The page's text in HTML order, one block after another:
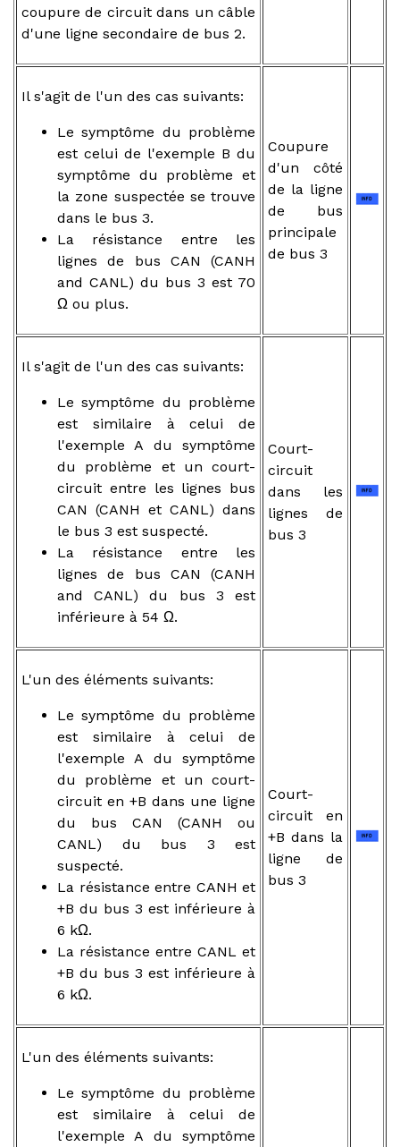
coupure de circuit dans un câble
d'une ligne secondaire de bus 2.
Il s'agit de l'un des cas suivants:
Le symptôme du problème
est celui de l'exemple B du
symptôme du problème et
la zone suspectée se trouve
dans le bus 3.
La résistance entre les
lignes de bus CAN (CANH
and CANL) du bus 3 est 70
Ω ou plus.
Coupure
d'un côté
de la ligne
de bus
principale
de bus 3
Il s'agit de l'un des cas suivants:
Le symptôme du problème
est similaire à celui de
l'exemple A du symptôme
du problème et un court-
circuit entre les lignes bus
CAN (CANH et CANL) dans
le bus 3 est suspecté.
La résistance entre les
lignes de bus CAN (CANH
and CANL) du bus 3 est
inférieure à 54 Ω.
Court-
circuit
dans les
lignes de
bus 3
L'un des éléments suivants:
Le symptôme du problème
est similaire à celui de
l'exemple A du symptôme
du problème et un court-
circuit en +B dans une ligne
du bus CAN (CANH ou
CANL) du bus 3 est
suspecté.
La résistance entre CANH et
+B du bus 3 est inférieure à
6 kΩ.
La résistance entre CANL et
+B du bus 3 est inférieure à
6 kΩ.
Court-
circuit en
+B dans la
ligne de
bus 3
L'un des éléments suivants:
Le symptôme du problème
est similaire à celui de
l'exemple A du symptôme